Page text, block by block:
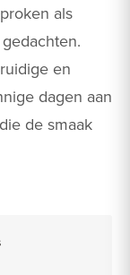
als
en
dagen aan
de smaak